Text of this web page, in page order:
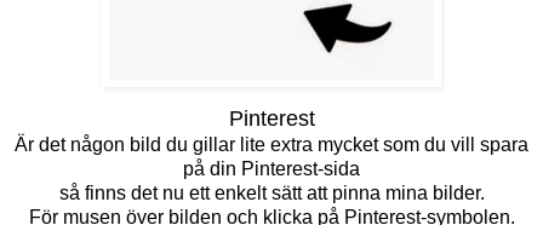
Pinterest
Är det någon bild du gillar lite extra mycket som du vill spara
på din Pinterest-sida
så finns det nu ett enkelt sätt att pinna mina bilder.
För musen över bilden och klicka på Pinterest-symbolen.